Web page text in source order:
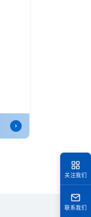
关注我们
联系我们